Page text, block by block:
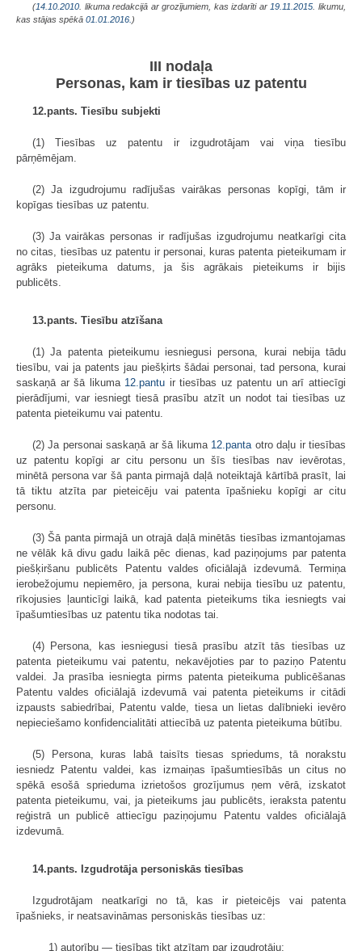
(14.10.2010 . likuma redakcijā ar grozījumiem, kas izdarīti ar 19.11.2015 . likumu,
kas stājas spēkā 01.01.2016. )
III nodaļa
Personas, kam ir tiesības uz patentu
12.pants. Tiesību subjekti
(1) Tiesības uz patentu ir izgudrotājam vai viņa tiesību
pārņēmējam.
(2) Ja izgudrojumu radījušas vairākas personas kopīgi, tām ir
kopīgas tiesības uz patentu.
(3) Ja vairākas personas ir radījušas izgudrojumu neatkarīgi cita
no citas, tiesības uz patentu ir personai, kuras patenta pieteikumam ir
agrāks pieteikuma datums, ja šis agrākais pieteikums ir bijis
publicēts.
13.pants. Tiesību atzīšana
(1) Ja patenta pieteikumu iesniegusi persona, kurai nebija tādu
tiesību, vai ja patents jau piešķirts šādai personai, tad persona, kurai
saskaņā ar šā likuma 12.pantu ir tiesības uz patentu un arī attiecīgi
pierādījumi, var iesniegt tiesā prasību atzīt un nodot tai tiesības uz
patenta pieteikumu vai patentu.
(2) Ja personai saskaņā ar šā likuma 12.pantaotro daļu ir tiesības
uz patentu kopīgi ar citu personu un šīs tiesības nav ievērotas,
minētā persona var šā panta pirmajā daļā noteiktajā kārtībā prasīt, lai
tā tiktu atzīta par pieteicēju vai patenta īpašnieku kopīgi ar citu
personu.
(3) Šā panta pirmajā un otrajā daļā minētās tiesības izmantojamas
ne vēlāk kā divu gadu laikā pēc dienas, kad paziņojums par patenta
piešķiršanu publicēts Patentu valdes oficiālajā izdevumā. Termiņa
ierobežojumu nepiemēro, ja persona, kurai nebija tiesību uz patentu,
rīkojusies ļaunticīgi laikā, kad patenta pieteikums tika iesniegts vai
īpašumtiesības uz patentu tika nodotas tai.
(4) Persona, kas iesniegusi tiesā prasību atzīt tās tiesības uz
patenta pieteikumu vai patentu, nekavējoties par to paziņo Patentu
valdei. Ja prasība iesniegta pirms patenta pieteikuma publicēšanas
Patentu valdes oficiālajā izdevumā vai patenta pieteikums ir citādi
izpausts sabiedrībai, Patentu valde, tiesa un lietas dalībnieki ievēro
nepieciešamo konfidencialitāti attiecībā uz patenta pieteikuma būtību.
(5) Persona, kuras labā taisīts tiesas spriedums, tā norakstu
iesniedz Patentu valdei, kas izmaiņas īpašumtiesībās un citus no
spēkā esošā sprieduma izrietošos grozījumus ņem vērā, izskatot
patenta pieteikumu, vai, ja pieteikums jau publicēts, ieraksta patentu
reģistrā un publicē attiecīgu paziņojumu Patentu valdes oficiālajā
izdevumā.
14.pants. Izgudrotāja personiskās tiesības
Izgudrotājam neatkarīgi no tā, kas ir pieteicējs vai patenta
īpašnieks, ir neatsavināmas personiskās tiesības uz:
1) autorību — tiesības tikt atzītam par izgudrotāju;